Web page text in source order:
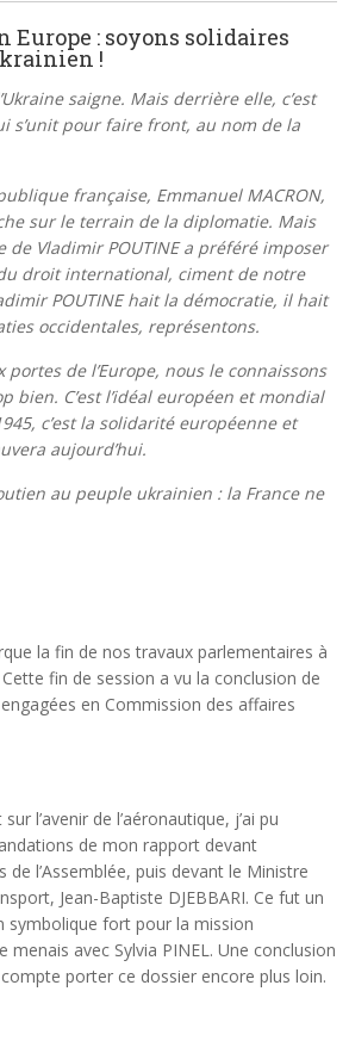
Europe : soyons solidaires
!
saigne. Mais derrière elle, c’est
s’unit pour faire front, au nom de la
française, Emmanuel MACRON,
sur le terrain de la diplomatie. Mais
de Vladimir POUTINE a préféré imposer
droit international, ciment de notre
POUTINE hait la démocratie, il hait
occidentales, représentons.
de l’Europe, nous le connaissons
bien. C’est l’idéal européen et mondial
c’est la solidarité européenne et
aujourd’hui.
au peuple ukrainien : la France ne
la fin de nos travaux parlementaires à
fin de session a vu la conclusion de
en Commission des affaires
l’avenir de l’aéronautique, j’ai pu
de mon rapport devant
de l’Assemblée, puis devant le Ministre
Jean-Baptiste DJEBBARI. Ce fut un
symbolique fort pour la mission
menais avec Sylvia PINEL. Une conclusion
porter ce dossier encore plus loin.